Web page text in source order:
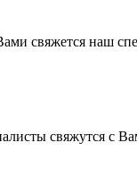
свяжется наш
свяжутся с